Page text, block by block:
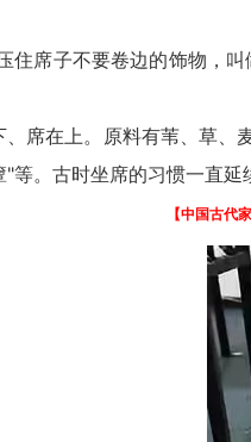
子不要卷边的饰物，叫
在上。原料有苇、草、麦
。古时坐席的习惯一直延
【中国古代